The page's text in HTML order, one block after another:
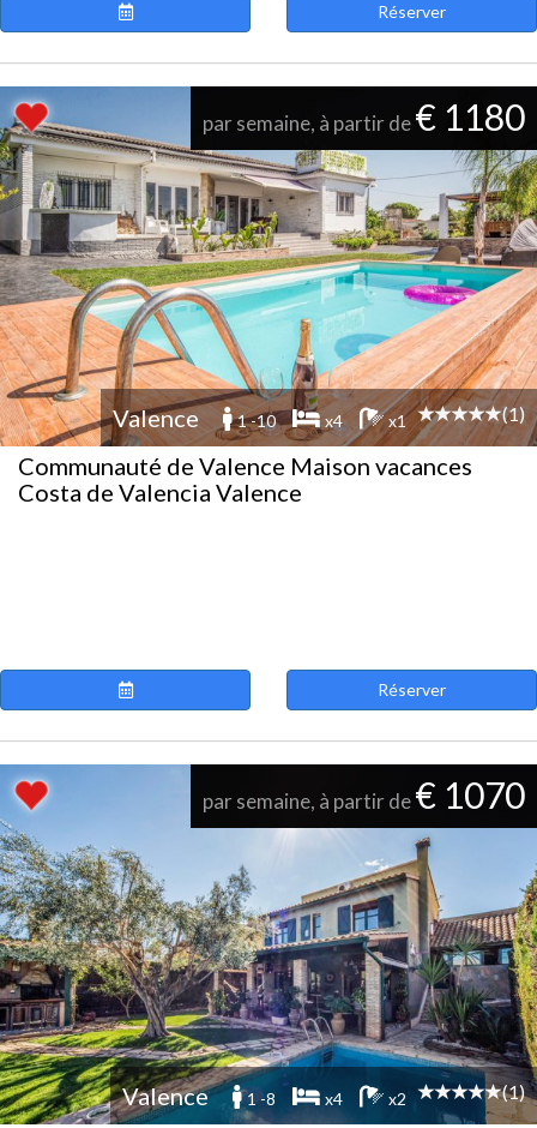
Réserver
par semaine, à partir de€ 1180
Valence 1 -10 x4 x1 (1)
Communauté de Valence Maison vacances
Costa de Valencia Valence
Réserver
par semaine, à partir de€ 1070
Valence 1 -8 x4 x2 (1)